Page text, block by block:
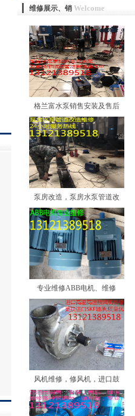
维修展示、销 Welcome
格兰富水泵销售安装及售后
泵房改造，泵房水泵管道改
专业维修ABB电机、维修
风机维修，修风机，进口鼓